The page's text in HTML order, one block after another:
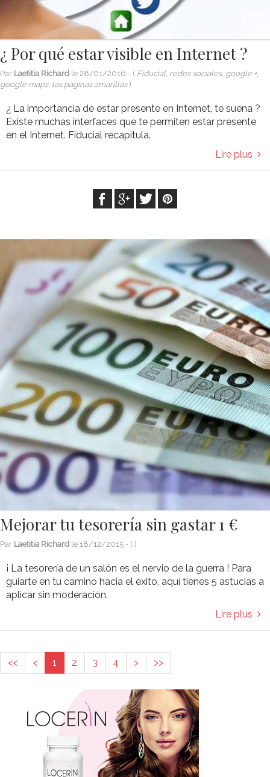
¿ Por qué estar visible en Internet ?
Par Laetitia Richard le 28/01/2016 - ( Fiducial, redes sociales, google +,
google maps, las paginas amarillas)
¿ La importancia de estar presente en Internet, te suena ?
Existe muchas interfaces que te permiten estar presente
en el Internet. Fiducial recapitula.
Lire plus
Mejorar tu tesorería sin gastar 1 €
Par Laetitia Richard le 18/12/2015 - ( )
¡ La tesorería de un salón es el nervio de la guerra ! Para
guiarte en tu camino hacia el éxito, aquí tienes 5 astucias a
aplicar sin moderación.
Lire plus
<< < 1 2 3 4 > >>